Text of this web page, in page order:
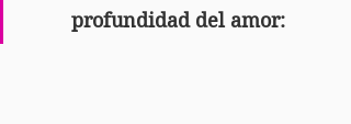
profundidad del amor: